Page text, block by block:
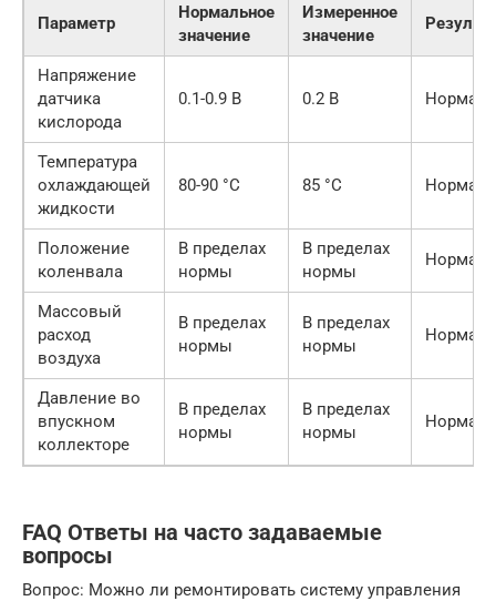
Параметр
Нормальное
значение
Измеренное
значение
Напряжение
датчика
кислорода
0.1-0.9 В 0.2 В Норма
Температура
охлаждающей
жидкости
80-90 °C 85 °C Норма
Положение
коленвала
В пределах
нормы
В пределах
нормы
Норма
Массовый
расход
воздуха
В пределах
нормы
В пределах
нормы
Норма
Давление во
впускном
коллекторе
В пределах
нормы
В пределах
нормы
Норма
FAQ Ответы на часто задаваемые
вопросы
Вопрос: Можно ли ремонтировать систему управления